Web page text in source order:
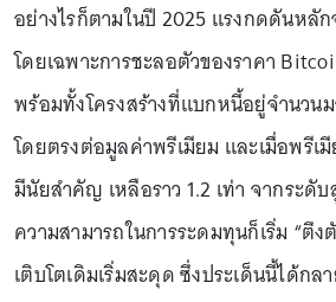
อย่างไรก็ตามในปี 2025 แรงกดดันหลั
โดยเฉพาะการชะลอตัวของราคา
พร้อมทั้งโครงสร้างที่แบกหนี้อยู่จำนวน
โดยตรงต่อมูลค่าพรีเมียม และเมื่อพรีเ
มีนัยสำคัญ เหลือราว 1.2 เท่า จากระดั
ความสามารถในการระดมทุนก็เริ่ม “ตึง
เติบโตเดิมเริ่มสะดุด ซึ่งประเด็นนี้ได้ก